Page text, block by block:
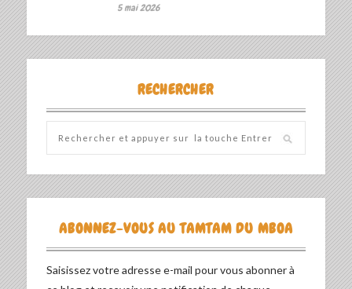
5 mai 2026
RECHERCHER
ABONNEZ-VOUS AU TAMTAM DU MBOA
Saisissez votre adresse e-mail pour vous abonner à